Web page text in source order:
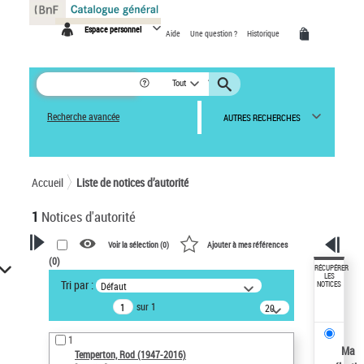
Espace personnel Aide Une question ? Historique
Tout
Recherche avancée AUTRES RECHERCHES
Accueil Liste de notices d’autorité
1 Notices d'autorité
VOTRE RECHERCHE
Recherche avancée dans les
notices d’autorité
Œuvres liées à l'auteur :
Temperton, Rod (1947-2016)
Voir la sélection (0) Ajouter à mes références
(0)
Tri par : Défaut
sur 1
20
résultats/page
1
Temperton, Rod (1947-2016)
RÉCUPÉRER
LES
NOTICES
Ma
Panneau de gestion des cookies